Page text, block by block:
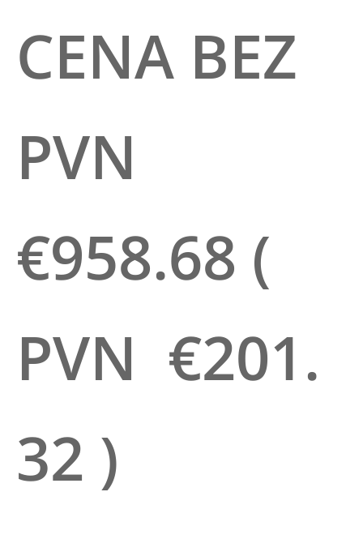
CENA BEZ
PVN
€958.68 (
PVN €201.
32 )